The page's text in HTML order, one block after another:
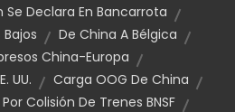
Se Declara En Bancarrota
De China A Bélgica
China-Europa
UU.
Carga OOG De China
Colisión De Trenes BNSF